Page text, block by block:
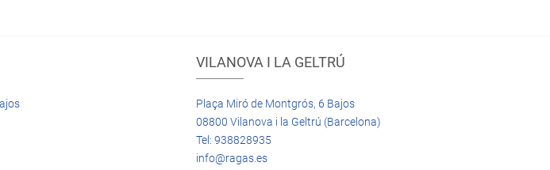
VILANOVA I LA GELTRÚ
Plaça Miró de Montgrós, 6 Bajos
08800 Vilanova i la Geltrú (Barcelona)
Tel: 938828935
info@ragas.es